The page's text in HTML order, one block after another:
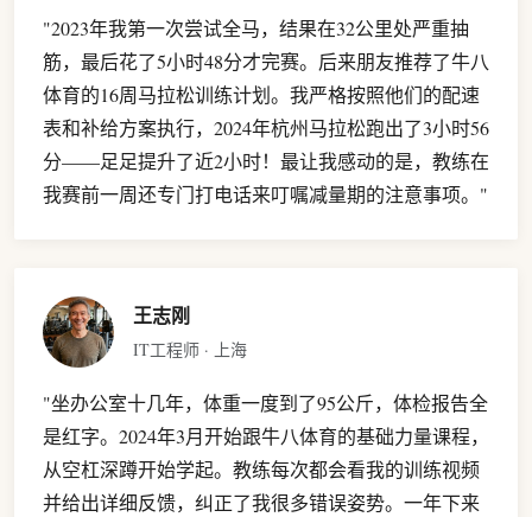
"2023年我第一次尝试全马，结果在32公里处严重抽
筋，最后花了5小时48分才完赛。后来朋友推荐了牛八
体育的16周马拉松训练计划。我严格按照他们的配速
表和补给方案执行，2024年杭州马拉松跑出了3小时56
分——足足提升了近2小时！最让我感动的是，教练在
我赛前一周还专门打电话来叮嘱减量期的注意事项。"
王志刚
IT工程师 · 上海
"坐办公室十几年，体重一度到了95公斤，体检报告全
是红字。2024年3月开始跟牛八体育的基础力量课程，
从空杠深蹲开始学起。教练每次都会看我的训练视频
并给出详细反馈，纠正了我很多错误姿势。一年下来